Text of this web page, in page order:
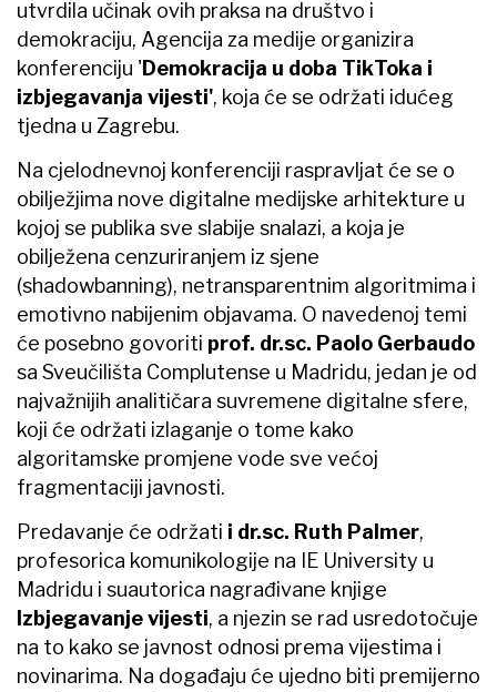
utvrdila učinak ovih praksa na društvo i
demokraciju, Agencija za medije organizira
konferenciju 'Demokracija u doba TikToka i
izbjegavanja vijesti', koja će se održati idućeg
tjedna u Zagrebu.
Na cjelodnevnoj konferenciji raspravljat će se o
obilježjima nove digitalne medijske arhitekture u
kojoj se publika sve slabije snalazi, a koja je
obilježena cenzuriranjem iz sjene
(shadowbanning), netransparentnim algoritmima i
emotivno nabijenim objavama. O navedenoj temi
će posebno govoriti prof. dr.sc. Paolo Gerbaudo
sa Sveučilišta Complutense u Madridu, jedan je od
najvažnijih analitičara suvremene digitalne sfere,
koji će održati izlaganje o tome kako
algoritamske promjene vode sve većoj
fragmentaciji javnosti.
Predavanje će održati i dr.sc. Ruth Palmer,
profesorica komunikologije na IE University u
Madridu i suautorica nagrađivane knjige
Izbjegavanje vijesti, a njezin se rad usredotočuje
na to kako se javnost odnosi prema vijestima i
novinarima. Na događaju će ujedno biti premijerno